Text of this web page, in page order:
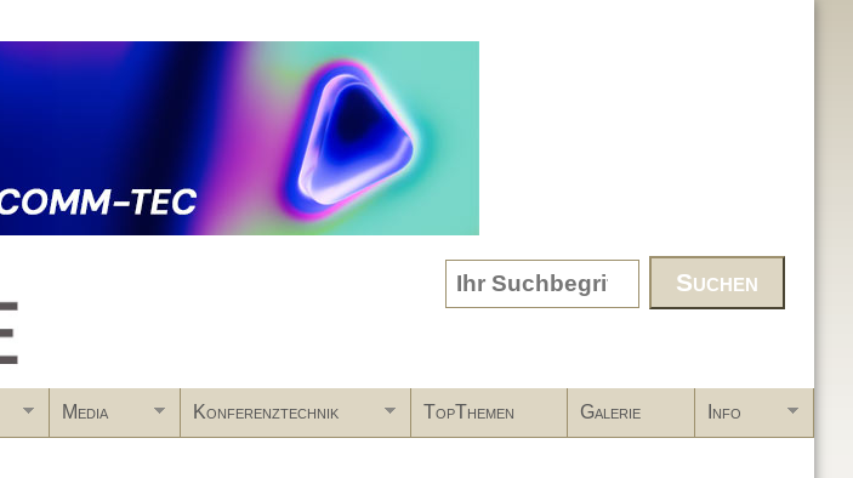
Search form
Media Konferenztechnik TopThemen Galerie Info